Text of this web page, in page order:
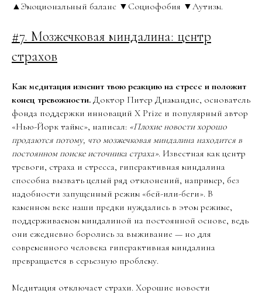
▲Эмоциональный баланс ▼Социофобия ▼Аутизм.
#7. Мозжечковая миндалина: центр
страхов
Как медитация изменит твою реакцию на стресс и положит
конец тревожности. Доктор Питер Диамандис, основатель
фонда поддержки инноваций X Prize и популярный автор
«Нью-Йорк таймс», написал: «Плохие новости хорошо
продаются потому, что мозжечковая миндалина находится в
постоянном поиске источника страха». Известная как центр
тревоги, страха и стресса, гиперактивная миндалина
способна вызвать целый ряд отклонений, например, без
надобности запущенный режим «бей-или-беги». В
каменном веке наши предки нуждались в этом режиме,
поддерживаемом миндалиной на постоянной основе, ведь
они ежедневно боролись за выживание — но для
современного человека гиперактивная миндалина
превращается в серьезную проблему.
Медитация отключает страхи. Хорошие новости